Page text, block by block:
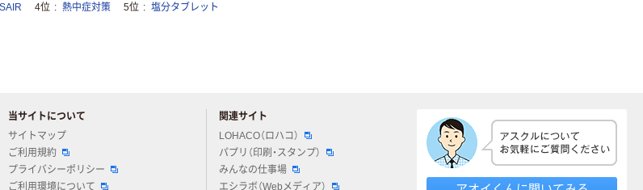
4位 熱中症対策 5位 塩分タブレット
当サイトについて
サイトマップ
ご利用規約
プライバシーポリシー
ご利用環境について
関連サイト
LOHACO（ロハコ）
パプリ（印刷・スタンプ）
みんなの仕事場
エシラボ（Webメディア）